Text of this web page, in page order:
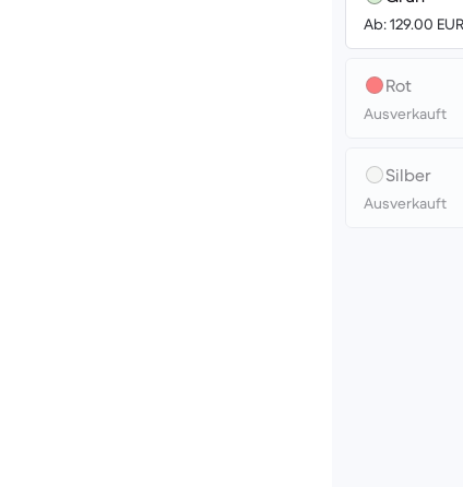
Ab: 129.00 EUR
Rot
Ausverkauft
Silber
Ausverkauft